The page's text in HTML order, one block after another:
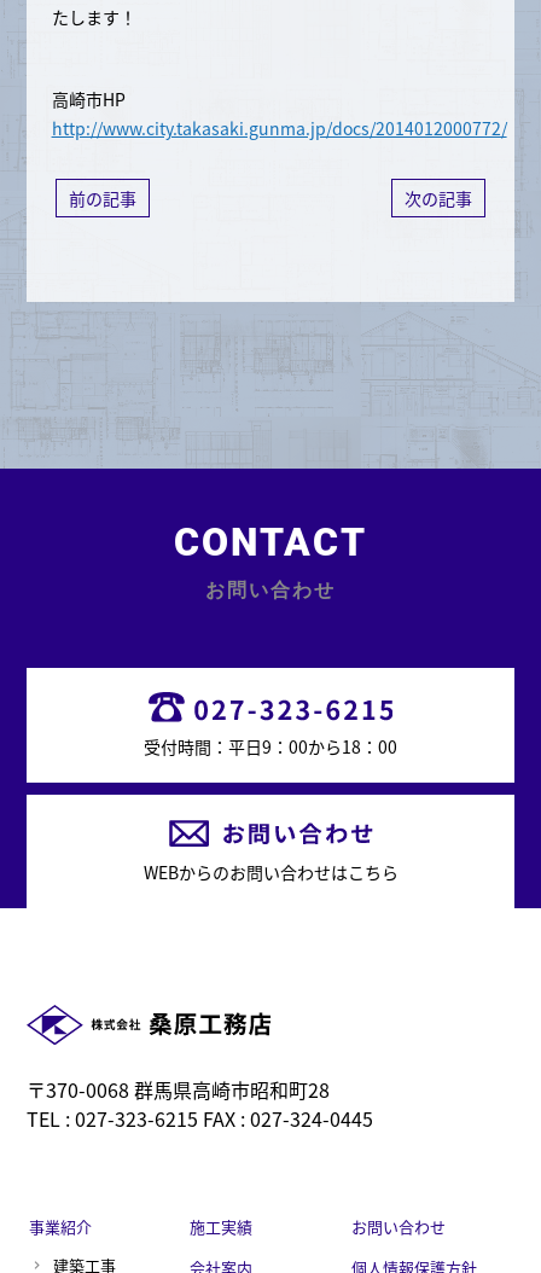
たします！
高崎市HP
http://www.city.takasaki.gunma.jp/docs/2014012000772/
前の記事 次の記事
CONTACT
お問い合わせ
受付時間：平日9：00から18：00
WEBからのお問い合わせはこちら
〒370-0068 群馬県高崎市昭和町28
TEL : 027-323-6215 FAX : 027-324-0445
事業紹介
建築工事
施工実績
会社案内
お問い合わせ
個人情報保護方針